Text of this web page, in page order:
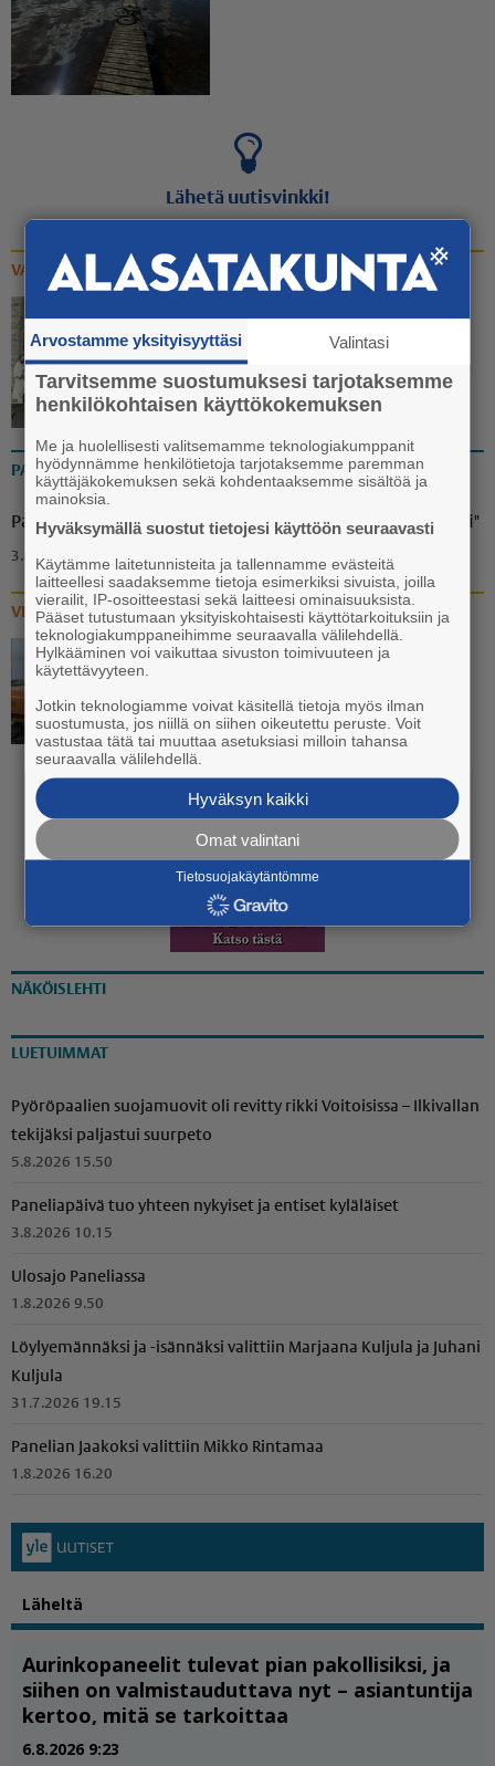
Lähetä uutisvinkki!
VANHAT KUVAT
Rippinuorten rennompi
yhteiskuva
23.7. 13:37
PAKINAT
Pakina: "Ammuu! Eräänä iltana puuttuva palanen löytyi"
3.8. 18:00
VIDEOT
Video: Vanhan liikuntasalin
koulukeskuksen katukuvasta
käynnistyi
NÄKÖISLEHTI
LUETUIMMAT
Pyöröpaalien suojamuovit oli revitty rikki Voitoisissa – Ilkivallan
tekijäksi paljastui suurpeto
5.8.2026 15.50
Paneliapäivä tuo yhteen nykyiset ja entiset kyläläiset
3.8.2026 10.15
Ulosajo Paneliassa
1.8.2026 9.50
Löylyemännäksi ja -isännäksi valittiin Marjaana Kuljula ja Juhani
Kuljula
31.7.2026 19.15
Panelian Jaakoksi valittiin Mikko Rintamaa
1.8.2026 16.20
Arvostamme yksityisyyttäsi Valintasi
Tarvitsemme suostumuksesi tarjotaksemme
henkilökohtaisen käyttökokemuksen
Me ja huolellisesti valitsemamme teknologiakumppanit
hyödynnämme henkilötietoja tarjotaksemme paremman
käyttäjäkokemuksen sekä kohdentaaksemme sisältöä ja
mainoksia.
Hyväksymällä suostut tietojesi käyttöön seuraavasti
Käytämme laitetunnisteita ja tallennamme evästeitä
laitteellesi saadaksemme tietoja esimerkiksi sivuista, joilla
vierailit, IP-osoitteestasi sekä laitteesi ominaisuuksista.
Pääset tutustumaan yksityiskohtaisesti käyttötarkoituksiin ja
teknologiakumppaneihimme seuraavalla välilehdellä.
Hylkääminen voi vaikuttaa sivuston toimivuuteen ja
käytettävyyteen.
Jotkin teknologiamme voivat käsitellä tietoja myös ilman
suostumusta, jos niillä on siihen oikeutettu peruste. Voit
vastustaa tätä tai muuttaa asetuksiasi milloin tahansa
seuraavalla välilehdellä.
Hyväksyn kaikki
Omat valintani
Tietosuojakäytäntömme